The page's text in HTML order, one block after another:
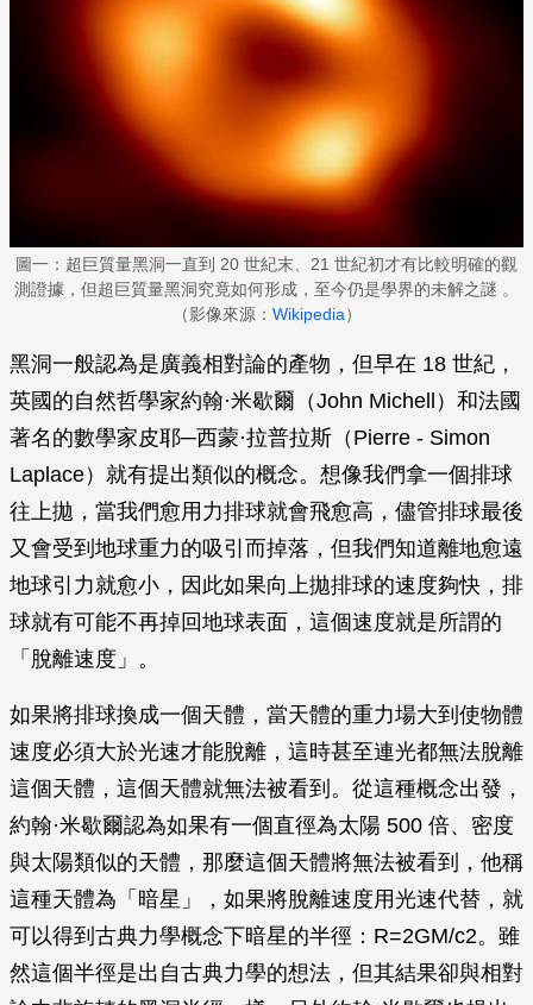
圖一：超巨質量黑洞一直到 20 世紀末、21 世紀初才有比較明確的觀
測證據，但超巨質量黑洞究竟如何形成，至今仍是學界的未解之謎 。
（影像來源： Wikipedia）
黑洞一般認為是廣義相對論的產物，但早在 18 世紀，
英國的自然哲學家約翰·米歇爾（John Michell）和法國
著名的數學家皮耶─西蒙·拉普拉斯（Pierre - Simon
Laplace）就有提出類似的概念。想像我們拿一個排球
往上拋，當我們愈用力排球就會飛愈高，儘管排球最後
又會受到地球重力的吸引而掉落，但我們知道離地愈遠
地球引力就愈小，因此如果向上拋排球的速度夠快，排
球就有可能不再掉回地球表面，這個速度就是所謂的
「脫離速度」。
如果將排球換成一個天體，當天體的重力場大到使物體
速度必須大於光速才能脫離，這時甚至連光都無法脫離
這個天體，這個天體就無法被看到。從這種概念出發，
約翰·米歇爾認為如果有一個直徑為太陽 500 倍、密度
與太陽類似的天體，那麼這個天體將無法被看到，他稱
這種天體為「暗星」，如果將脫離速度用光速代替，就
可以得到古典力學概念下暗星的半徑：R=2GM/c2。雖
然這個半徑是出自古典力學的想法，但其結果卻與相對